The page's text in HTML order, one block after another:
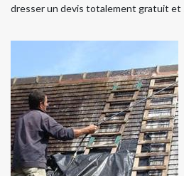
dresser un devis totalement gratuit et